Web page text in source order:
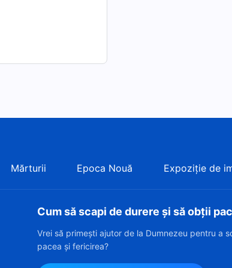
Mărturii Epoca Nouă Expoziție de
Cum să scapi de durere și să obții
Vrei să primești ajutor de la Dumnezeu pentru a
pacea și fericirea?